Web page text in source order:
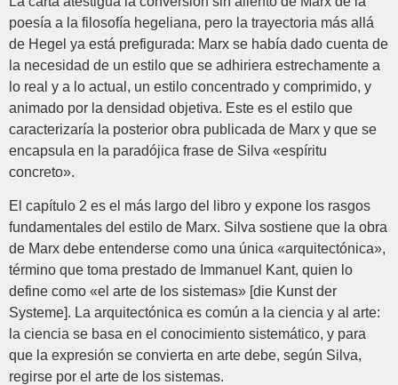
poesía a la filosofía hegeliana, pero la trayectoria más allá
de Hegel ya está prefigurada: Marx se había dado cuenta de
la necesidad de un estilo que se adhiriera estrechamente a
lo real y a lo actual, un estilo concentrado y comprimido, y
animado por la densidad objetiva. Este es el estilo que
caracterizaría la posterior obra publicada de Marx y que se
encapsula en la paradójica frase de Silva «espíritu
concreto».
El capítulo 2 es el más largo del libro y expone los rasgos
fundamentales del estilo de Marx. Silva sostiene que la obra
de Marx debe entenderse como una única «arquitectónica»,
término que toma prestado de Immanuel Kant, quien lo
define como «el arte de los sistemas» [die Kunst der
Systeme]. La arquitectónica es común a la ciencia y al arte:
la ciencia se basa en el conocimiento sistemático, y para
que la expresión se convierta en arte debe, según Silva,
regirse por el arte de los sistemas.